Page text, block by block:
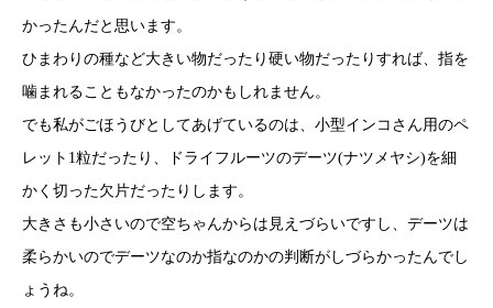
かったんだと思います。
ひまわりの種など大きい物だったり硬い物だったりすれば、指を
噛まれることもなかったのかもしれません。
でも私がごほうびとしてあげているのは、小型インコさん用のペ
レット1粒だったり、ドライフルーツのデーツ(ナツメヤシ)を細
かく切った欠片だったりします。
大きさも小さいので空ちゃんからは見えづらいですし、デーツは
柔らかいのでデーツなのか指なのかの判断がしづらかったんでし
ょうね。